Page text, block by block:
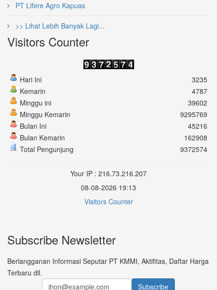
PT Lifere Agro Kapuas
>> Lihat Lebih Banyak Lagi...
Visitors Counter
Hari Ini
Kemarin
Minggu ini
Minggu Kemarin
Bulan Ini
Bulan Kemarin
Total Pengunjung
3235
4787
39602
9295769
45216
162908
9372574
Your IP : 216.73.216.207
08-08-2026 19:13
Visitors Counter
Subscribe Newsletter
Berlangganan Informasi Seputar PT KMMI, Aktifitas, Daftar Harga
Terbaru dll.